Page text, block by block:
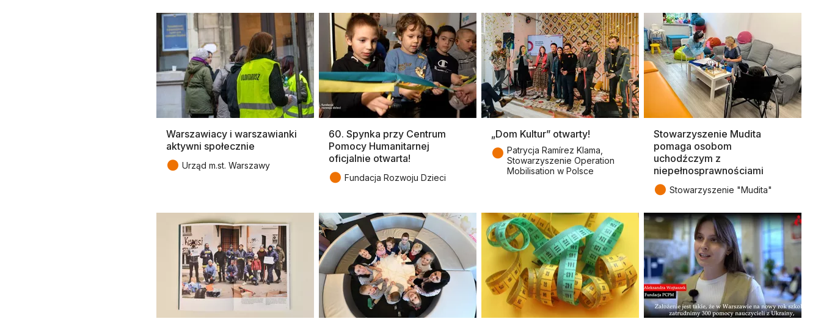
Warszawiacy i warszawianki
aktywni społecznie
● Urząd m.st. Warszawy
60. Spynka przy Centrum
Pomocy Humanitarnej
oficjalnie otwarta!
● Fundacja Rozwoju Dzieci
„Dom Kultur” otwarty!
● Patrycja Ramírez Klama,
Stowarzyszenie Operation
Mobilisation w Polsce
Stowarzyszenie Mudita
pomaga osobom
uchodźczym z
niepełnosprawnościami
● Stowarzyszenie "Mudita"